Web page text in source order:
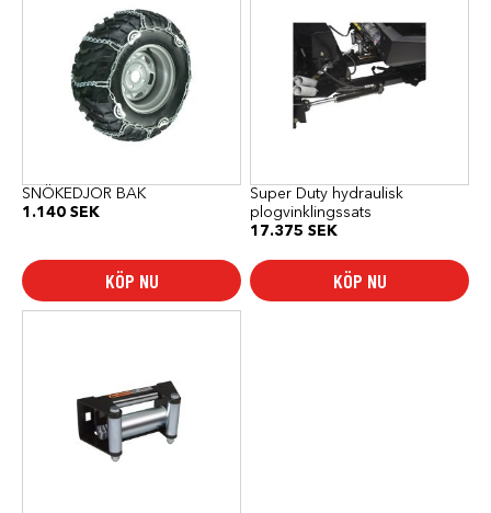
SNÖKEDJOR BAK
1.140 SEK
KÖP NU
Super Duty hydraulisk
plogvinklingssats
17.375 SEK
KÖP NU